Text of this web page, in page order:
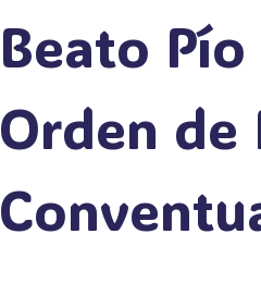
Beato
Orden de